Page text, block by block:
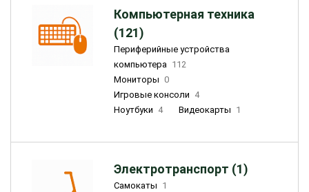
Компьютерная техника
(121)
Периферийные устройства
компьютера 112
Мониторы 0
Игровые консоли 4
Ноутбуки 4 Видеокарты 1
Электротранспорт (1)
Самокаты 1